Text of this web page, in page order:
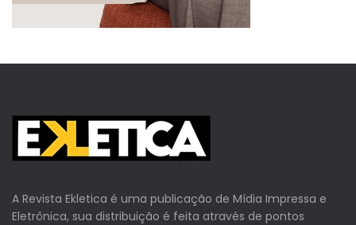
A Revista Ekletica é uma publicação de Mídia Impressa e
Eletrônica, sua distribuição é feita através de pontos